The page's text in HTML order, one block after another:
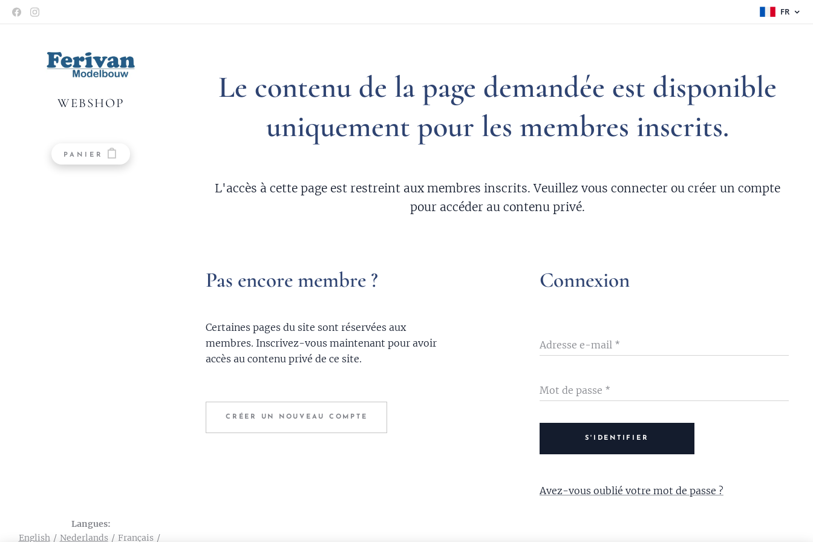
FR
WEBSHOP
PANIER
Le contenu de la page demandée est disponible
uniquement pour les membres inscrits.
L'accès à cette page est restreint aux membres inscrits. Veuillez vous connecter ou créer un compte
pour accéder au contenu privé.
Pas encore membre ?
Certaines pages du site sont réservées aux
membres. Inscrivez-vous maintenant pour avoir
accès au contenu privé de ce site.
CRÉER UN NOUVEAU COMPTE
Connexion
Adresse e-mail
Mot de passe
S'IDENTIFIER
Avez-vous oublié votre mot de passe ?
Langues
English
Nederlands Français